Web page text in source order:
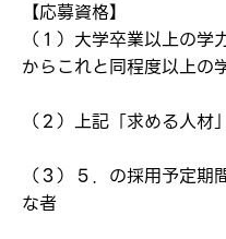
【応募資格】
（１）大学卒業以上の
からこれと同程度以上の
（２）上記「求める人
（３）５．の採用予定
な者